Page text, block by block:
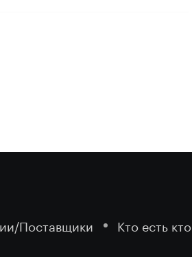
Поставщики Кто есть кто